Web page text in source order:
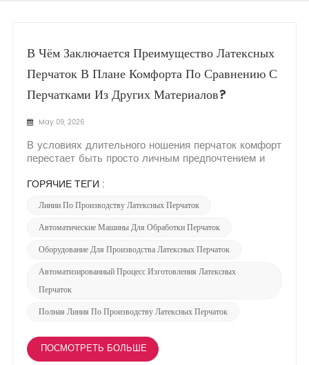
В Чём Заключается Преимущество Латексных
Перчаток В Плане Комфорта По Сравнению С
Перчатками Из Других Материалов?
May 09, 2026
В условиях длительного ношения перчаток комфорт
перестает быть просто личным предпочтением и
влияющим на ловкость движений, утомляемость и
удобство использования. Среди множества
доступных материалов натуральный латекс
неизменно выделяется своим непревзойденны...
ГОРЯЧИЕ ТЕГИ :
Линии По Производству Латексных Перчаток
Автоматические Машины Для Обработки Перчаток
Оборудование Для Производства Латексных Перчаток
Автоматизированный Процесс Изготовления Латексных
Перчаток
Полная Линия По Производству Латексных Перчаток
ПОСМОТРЕТЬ БОЛЬШЕ